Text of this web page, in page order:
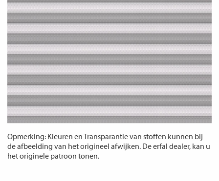
Opmerking: Kleuren en Transparantie van stoffen kunnen bij
de afbeelding van het origineel afwijken. De erfal dealer, kan u
het originele patroon tonen.